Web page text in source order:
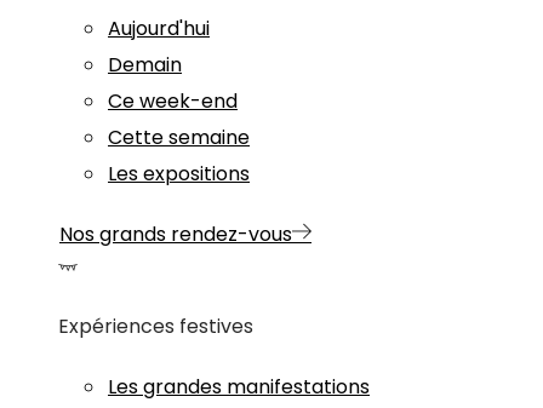
Aujourd'hui
Demain
Ce week-end
Cette semaine
Les expositions
Nos grands rendez-vous
Expériences festives
Les grandes manifestations